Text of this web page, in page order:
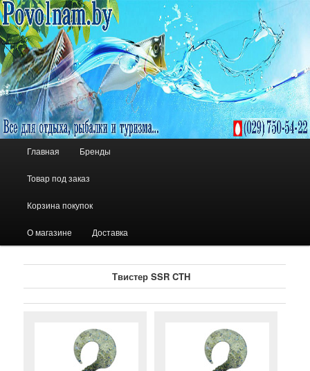
POVOLNAM.BY
Все для отдыха, рыбалки и туризма
Перейти к основному содержимому
Перейти к дополнительному содержимому
Главная Бренды
Товар под заказ
Корзина покупок
О магазине Доставка
Твистер SSR CTH